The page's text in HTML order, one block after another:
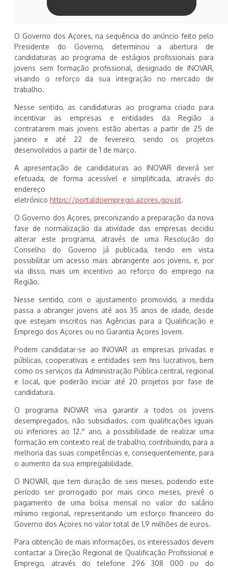
O Governo dos Açores, na sequência do anúncio feito pelo
Presidente do Governo, determinou a abertura de
candidaturas ao programa de estágios profissionais para
jovens sem formação profissional, designado de INOVAR,
visando o reforço da sua integração no mercado de
trabalho.
Nesse sentido, as candidaturas ao programa criado para
incentivar as empresas e entidades da Região a
contratarem mais jovens estão abertas a partir de 25 de
janeiro e até 22 de fevereiro, sendo os projetos
desenvolvidos a partir de 1 de março.
A apresentação de candidaturas ao INOVAR deverá ser
efetuada, de forma acessível e simplificada, através do
endereço
eletrónico https://portaldoemprego.azores.gov.pt.
O Governo dos Açores, preconizando a preparação da nova
fase de normalização da atividade das empresas decidiu
alterar este programa, através de uma Resolução do
Conselho do Governo já publicada, tendo em vista
possibilitar um acesso mais abrangente aos jovens, e, por
via disso, mais um incentivo ao reforço do emprego na
Região.
Nesse sentido, com o ajustamento promovido, a medida
passa a abranger jovens até aos 35 anos de idade, desde
que estejam inscritos nas Agências para a Qualificação e
Emprego dos Açores ou no Garantia Açores Jovem.
Podem candidatar-se ao INOVAR as empresas privadas e
públicas, cooperativas e entidades sem fins lucrativos, bem
como os serviços da Administração Pública central, regional
e local, que poderão iniciar até 20 projetos por fase de
candidatura.
O programa INOVAR visa garantir a todos os jovens
desempregados, não subsidiados, com qualificações iguais
ou inferiores ao 12.º ano, a possibilidade de realizar uma
formação em contexto real de trabalho, contribuindo, para a
melhoria das suas competências e, consequentemente, para
o aumento da sua empregabilidade.
O INOVAR, que tem duração de seis meses, podendo este
período ser prorrogado por mais cinco meses, prevê o
pagamento de uma bolsa mensal no valor do salário
mínimo regional, representando um esforço financeiro do
Governo dos Açores no valor total de 1,9 milhões de euros.
Para obtenção de mais informações, os interessados devem
contactar a Direção Regional de Qualificação Profissional e
Emprego, através do telefone 296 308 000 ou do